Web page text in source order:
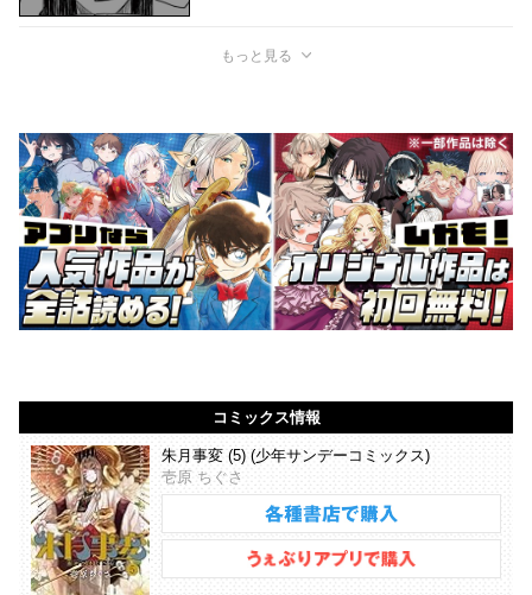
もっと見る
コミックス情報
朱月事変 (5) (少年サンデーコミックス)
壱原 ちぐさ